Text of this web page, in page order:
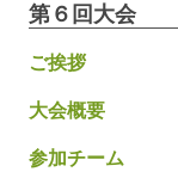
第６回大会
ご挨拶
大会概要
参加チーム